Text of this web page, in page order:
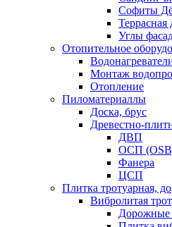
Софиты
Террасная
Углы
Отопительное
Монтаж
Отопление
Пиломатериаллы
Доска, брус
Древестно-
ДВП
ОСП
Фанера
ЦСП
Плитка тротуарная,
Вибролитая
Дорожные